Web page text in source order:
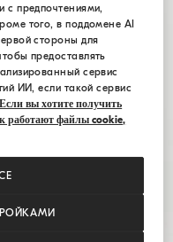
с предпочтениями,
того, в поддомене AI
стороны для
предоставлять
сервис
ИИ, если такой сервис
Если вы хотите получить
работают файлы cookie,